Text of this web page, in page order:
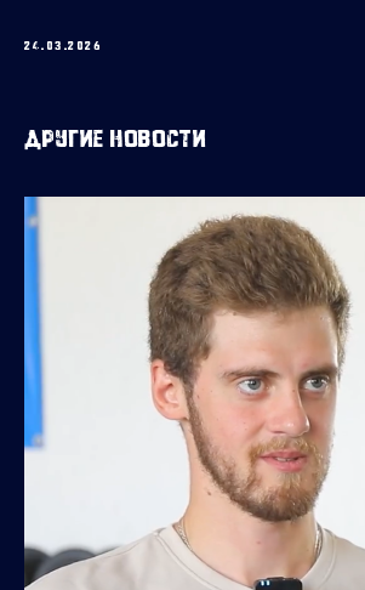
24.03.2026
Другие новости